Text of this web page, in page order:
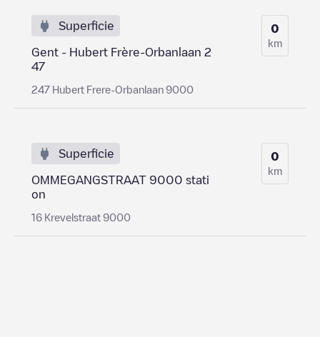
Superficie
Gent - Hubert Frère-Orbanlaan 2
47
247 Hubert Frere-Orbanlaan 9000
0
km
Superficie
OMMEGANGSTRAAT 9000 stati
on
16 Krevelstraat 9000
0
km